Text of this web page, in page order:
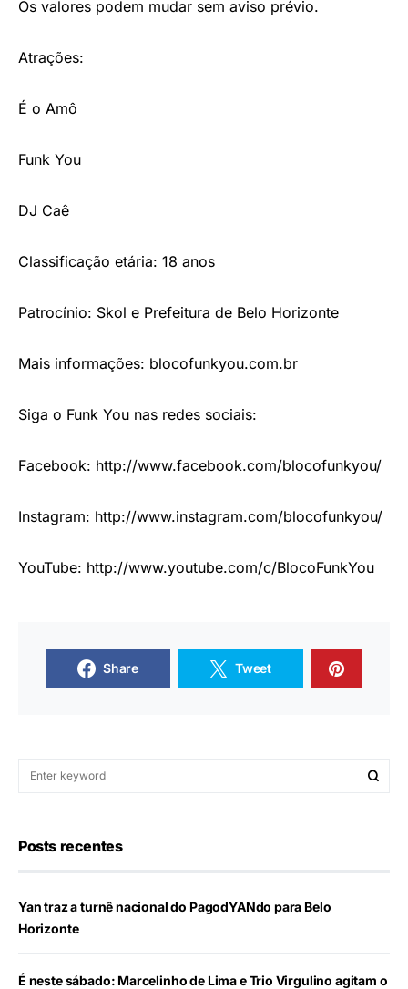
Os valores podem mudar sem aviso prévio.
Atrações:
É o Amô
Funk You
DJ Caê
Classificação etária: 18 anos
Patrocínio: Skol e Prefeitura de Belo Horizonte
Mais informações: blocofunkyou.com.br
Siga o Funk You nas redes sociais:
Facebook: http://www.facebook.com/blocofunkyou/
Instagram: http://www.instagram.com/blocofunkyou/
YouTube: http://www.youtube.com/c/BlocoFunkYou
Share Tweet
Posts recentes
Yan traz a turnê nacional do PagodYANdo para Belo
Horizonte
É neste sábado: Marcelinho de Lima e Trio Virgulino agitam o